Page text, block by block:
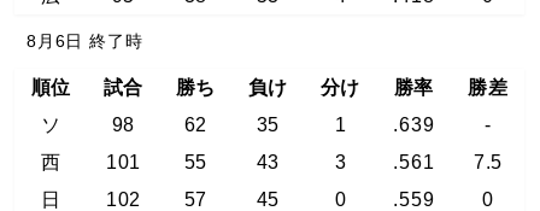
8月6日 終了時
順位 試合 勝ち 負け 分け 勝率
勝差
ソ
98 62 35 1 .639
-
西
101 55 43 3 .561
7.5
日
102 57 45 0 .559
0